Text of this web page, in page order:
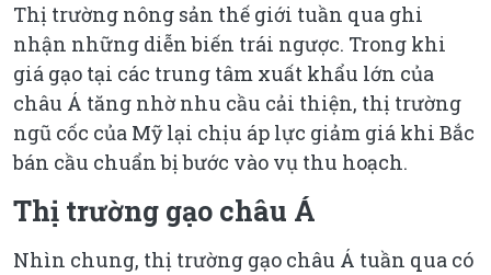
Thị trường nông sản thế giới tuần qua ghi
nhận những diễn biến trái ngược. Trong khi
giá gạo tại các trung tâm xuất khẩu lớn của
châu Á tăng nhờ nhu cầu cải thiện, thị trường
ngũ cốc của Mỹ lại chịu áp lực giảm giá khi Bắc
bán cầu chuẩn bị bước vào vụ thu hoạch.
Thị trường gạo châu Á
Nhìn chung, thị trường gạo châu Á tuần qua có